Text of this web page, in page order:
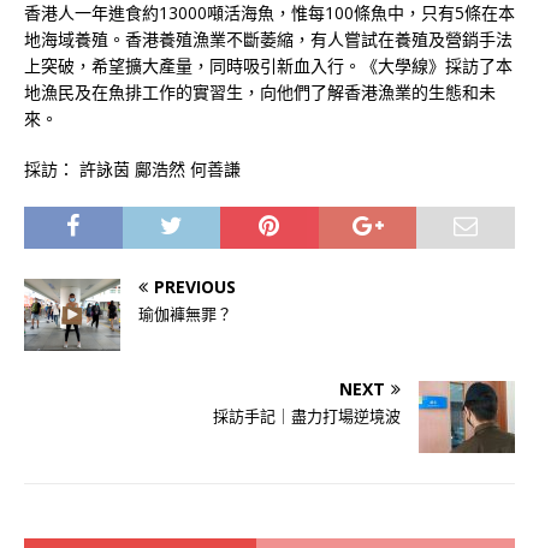
香港人一年進食約13000噸活海魚，惟每100條魚中，只有5條在本
地海域養殖。香港養殖漁業不斷萎縮，有人嘗試在養殖及營銷手法
上突破，希望擴大產量，同時吸引新血入行。《大學線》採訪了本
地漁民及在魚排工作的實習生，向他們了解香港漁業的生態和未
來。
採訪： 許詠茵 鄺浩然 何善謙
PREVIOUS
瑜伽褲無罪？
NEXT
採訪手記｜盡力打場逆境波